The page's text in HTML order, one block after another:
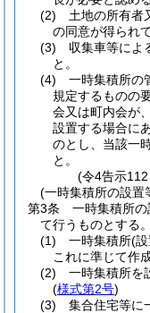
(2)
土地の所有者
の同意が得られ
(3)
収集車等によ
と。
(4)
一時集積所の
規定するものの
会又は町内会が、
設置する場合に
のとし、当該一
と。
(令4告示
(一時集積所の設置
第3条
一時集積所
て行うものとする。
(1)
一時集積所(
これに準じて作
(2)
一時集積所を
(様式第2号)
(3)
集合住宅等に